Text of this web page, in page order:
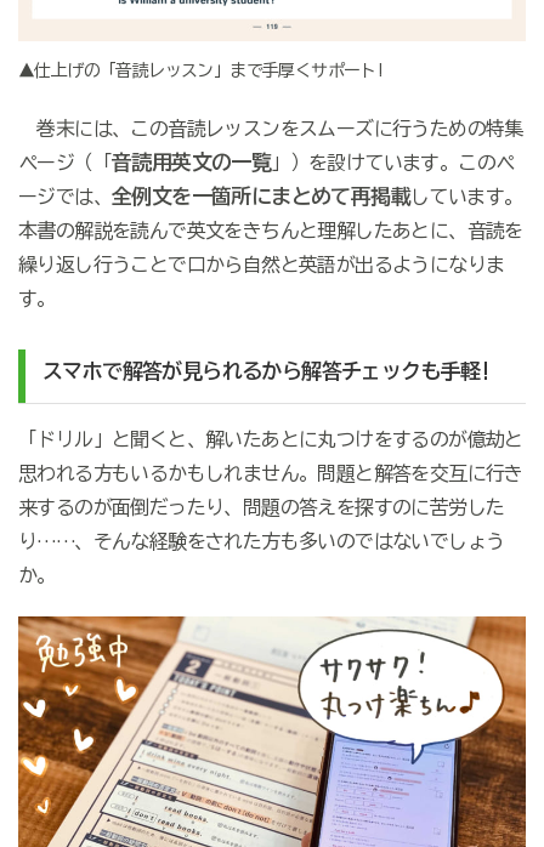
▲仕上げの「音読レッスン」まで手厚くサポート!
巻末には、この音読レッスンをスムーズに行うための特集
ページ（「 音読用英文の一覧 」）を設けています。このペ
ージでは、 全例文を一箇所にまとめて再掲載しています。
本書の解説を読んで英文をきちんと理解したあとに、音読を
繰り返し行うことで口から自然と英語が出るようになりま
す。
スマホで解答が見られるから解答チェックも手軽!
「ドリル」と聞くと、解いたあとに丸つけをするのが億劫と
思われる方もいるかもしれません。問題と解答を交互に行き
来するのが面倒だったり、問題の答えを探すのに苦労した
り……、そんな経験をされた方も多いのではないでしょう
か。